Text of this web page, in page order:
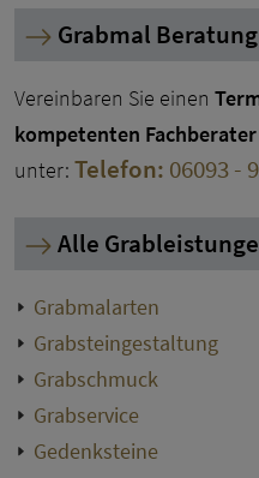
Grabmal Beratung
Vereinbaren Sie einen
kompetenten
unter: Telefon: 06093 -
Alle
Grabmalarten
Grabsteingestaltung
Grabschmuck
Grabservice
Gedenksteine